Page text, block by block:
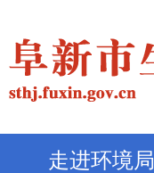
走进环境局